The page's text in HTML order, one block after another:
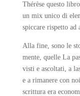
Thérèse questo
un mix unico di
spiccare rispetto ad
Alla fine, sono le
mente, quelle La
visti e ascoltati, a
e a rimanere con
scrittura era